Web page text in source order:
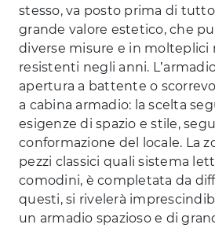
stesso, va posto prima di
grande valore estetico, che
diverse misure e in molteplici
resistenti negli anni.
apertura a battente o
a cabina armadio: la scelta
esigenze di spazio e stile,
conformazione del locale. La
pezzi classici quali sistema
comodini, è completata da
questi, si rivelerà
un armadio spazioso e di